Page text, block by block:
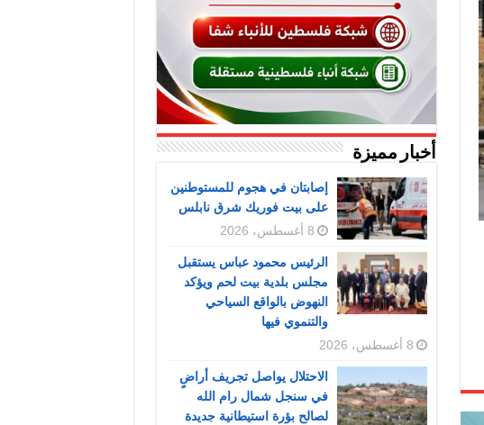
أخبار مميزة
إصابتان في هجوم للمستوطنين
على بيت فوريك شرق نابلس
8 أغسطس، 2026
الرئيس محمود عباس يستقبل
مجلس بلدية بيت لحم ويؤكد
النهوض بالواقع السياحي
والتنموي فيها
8 أغسطس، 2026
الاحتلال يواصل تجريف أراضٍ
في سنجل شمال رام الله
لصالح بؤرة استيطانية جديدة